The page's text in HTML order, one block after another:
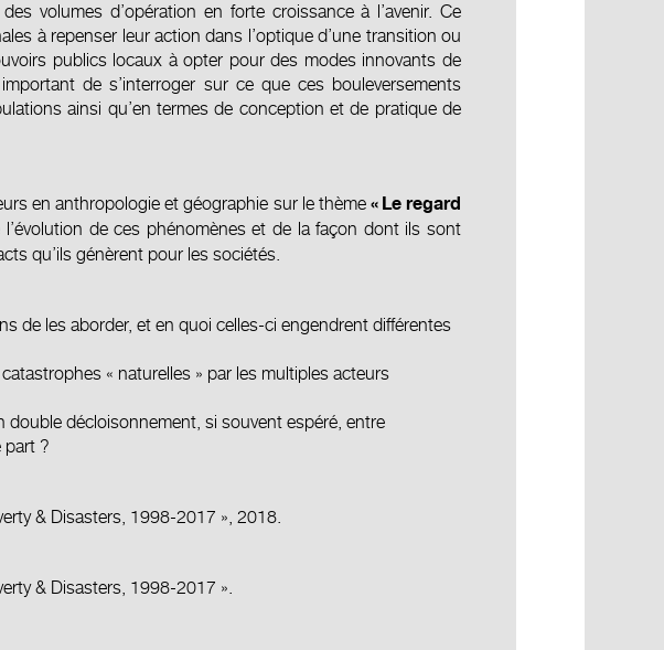
volumes d’opération en forte croissance à l’avenir. Ce
à repenser leur action dans l’optique d’une transition ou
publics locaux à opter pour des modes innovants de
de s’interroger sur ce que ces bouleversements
ainsi qu’en termes de conception et de pratique de
en anthropologie et géographie sur le thème « Le regard
de ces phénomènes et de la façon dont ils sont
qu’ils génèrent pour les sociétés.
de les aborder, et en quoi celles-ci engendrent différentes
« naturelles » par les multiples acteurs
double décloisonnement, si souvent espéré, entre
part ?
& Disasters, 1998-2017 », 2018.
& Disasters, 1998-2017 ».